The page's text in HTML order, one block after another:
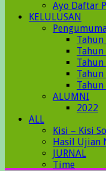
Ayo Daftar
KELULUSAN
Tahun
Tahun
ALUMNI
2022
ALL
Kisi – Kisi
Hasil Ujian
JURNAL
Time